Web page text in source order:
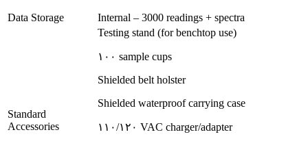
Data Storage Internal – 3000 readings + spectra
Standard
Accessories
Testing stand (for benchtop use)
۱۰۰ sample cups
Shielded belt holster
Shielded waterproof carrying case
۱۱۰/۱۲۰ VAC charger/adapter